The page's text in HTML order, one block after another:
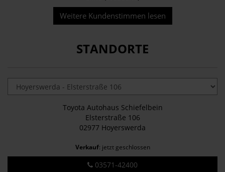
Weitere Kundenstimmen lesen
STANDORTE
Toyota Autohaus Schiefelbein
Elsterstraße 106
02977 Hoyerswerda
Verkauf: jetzt geschlossen
03571-42400